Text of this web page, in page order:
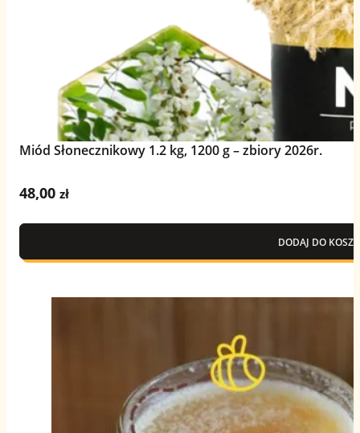
Miód Słonecznikowy 1.2 kg, 1200 g – zbiory 2026r.
48,00zł
DODAJ DO